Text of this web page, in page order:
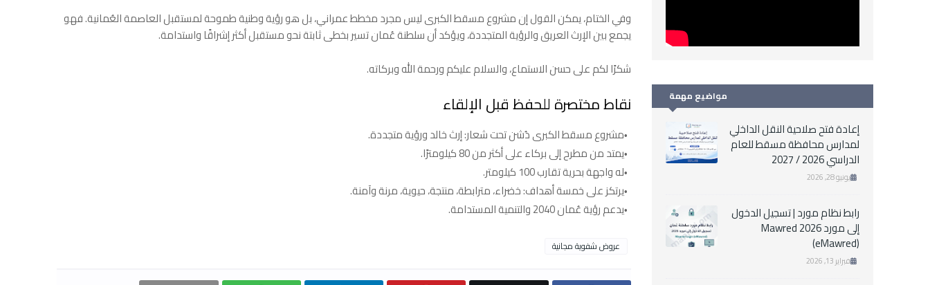
وفي الختام، يمكن القول إن مشروع مسقط الكبرى ليس مجرد مخطط عمراني، بل هو رؤية وطنية طموحة لمستقبل العاصمة العُمانية. فهو
يجمع بين الإرث العريق والرؤية المتجددة، ويؤكد أن سلطنة عُمان تسير بخطى ثابتة نحو مستقبل أكثر إشراقًا واستدامة.
شكرًا لكم على حسن الاستماع، والسلام عليكم ورحمة الله وبركاته.
نقاط مختصرة للحفظ قبل الإلقاء
مشروع مسقط الكبرى دُشن تحت شعار: إرث خالد ورؤية متجددة.
يمتد من مطرح إلى بركاء على أكثر من 80 كيلومترًا.
له واجهة بحرية تقارب 100 كيلومتر.
يرتكز على خمسة أهداف: خضراء، مترابطة، منتجة، حيوية، مرنة وآمنة.
يدعم رؤية عُمان 2040 والتنمية المستدامة.
عروض شفوية مجانية
مواضيع مهمة
إعادة فتح صلاحية النقل الداخلي
لمدارس محافظة مسقط للعام
الدراسي 2026 / 2027
يونيو 28, 2026
رابط نظام مورد | تسجيل الدخول
إلى مورد Mawred 2026
(eMawred)
فبراير 13, 2026